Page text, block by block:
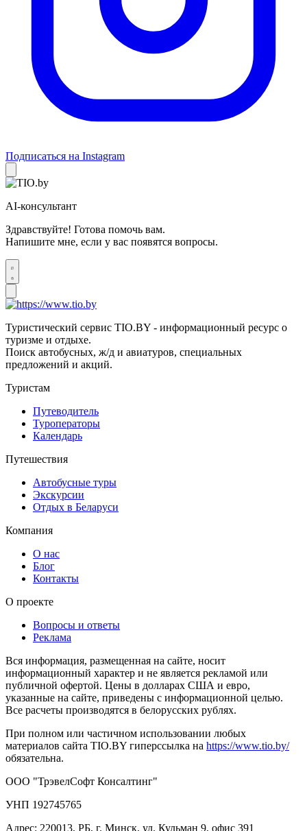
Подписаться на Instagram
AI-консультант
Здравствуйте! Готова помочь вам.
Напишите мне, если у вас появятся вопросы.
Туристический сервис TIO.BY - информационный ресурс о
туризме и отдыхе.
Поиск автобусных, ж/д и авиатуров, специальных
предложений и акций.
Туристам
Путеводитель
Туроператоры
Календарь
Путешествия
Автобусные туры
Экскурсии
Отдых в Беларуси
Компания
О нас
Блог
Контакты
О проекте
Вопросы и ответы
Реклама
Вся информация, размещенная на сайте, носит
информационный характер и не является рекламой или
публичной офертой. Цены в долларах США и евро,
указанные на сайте, приведены с информационной целью.
Все расчеты производятся в белорусских рублях.
При полном или частичном использовании любых
материалов сайта TIO.BY гиперссылка на https://www.tio.by/
обязательна.
ООО "ТрэвелСофт Консалтинг"
УНП 192745765
Адрес: 220013, РБ, г. Минск, ул. Кульман 9, офис 391